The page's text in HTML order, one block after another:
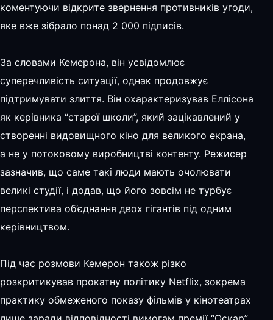
коментуючи відкрите звернення противників угоди,
яке вже зібрало понад 2 000 підписів.
За словами Кемерона, він усвідомлює
суперечливість ситуації, однак продовжує
підтримувати злиття. Він охарактеризував Еллісона
як керівника “старої школи”, який зацікавлений у
створенні видовищного кіно для великого екрана,
а не у потоковому виробництві контенту. Режисер
зазначив, що саме такі люди мають очолювати
великі студії, і додав, що його зовсім не турбує
перспектива об’єднання двох гігантів під одним
керівництвом.
Під час розмови Кемерон також різко
розкритикував прокатну політику Netflix, зокрема
практику обмеженого показу фільмів у кінотеатрах